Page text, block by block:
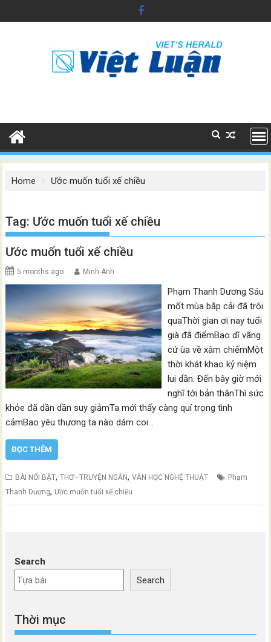
to
Home Ước muốn tuổi xế chiều
Tag: Ước muốn tuổi xế chiều
Ước muốn tuổi xế chiều
5 months ago Minh Anh
Phạm Thanh Dương Sáu
mốt mùa bắp cải đã trôi
quaThời gian ơi nay tuổi
già đã điểmBao dĩ vãng
cứ ùa về xâm chiếmMột
thời khát khao kỷ niệm
lui dần. Đến bây giờ mới
nghĩ tới bản thânThì sức
khỏe đã dần dần suy giảmTa mới thấy càng quí trọng tình
cảmBao yêu thương ta nào dám coi…
ĐỌC THÊM
BÀI NỔI BẬT,THƠ - TRUYỆN NGẮN,VĂN HỌC NGHỆ THUẬT
Phạm
Thanh Dương, Ước muốn tuổi xế chiều
Search
Search
Thời mục